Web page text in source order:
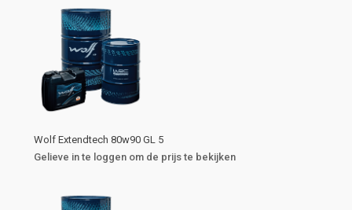
Wolf Extendtech 80w90 GL 5
Gelieve in te loggen om de prijs te bekijken